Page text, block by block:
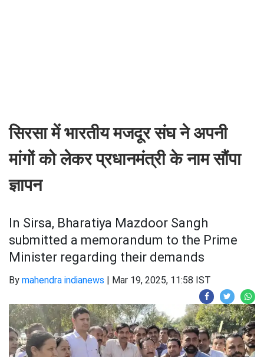
सिरसा में भारतीय मजदूर संघ ने अपनी
मांगों को लेकर प्रधानमंत्री के नाम सौंपा
ज्ञापन
In Sirsa, Bharatiya Mazdoor Sangh
submitted a memorandum to the Prime
Minister regarding their demands
By mahendra indianews | Mar 19, 2025, 11:58 IST